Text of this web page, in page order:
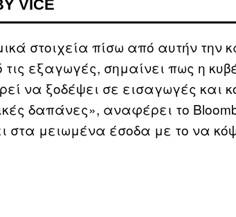
VICE
στοιχεία πίσω από αυτήν
εξαγωγές, σημαίνει πως η
να ξοδέψει σε εισαγωγές και
δαπάνες», αναφέρει το
στα μειωμένα έσοδα με το να